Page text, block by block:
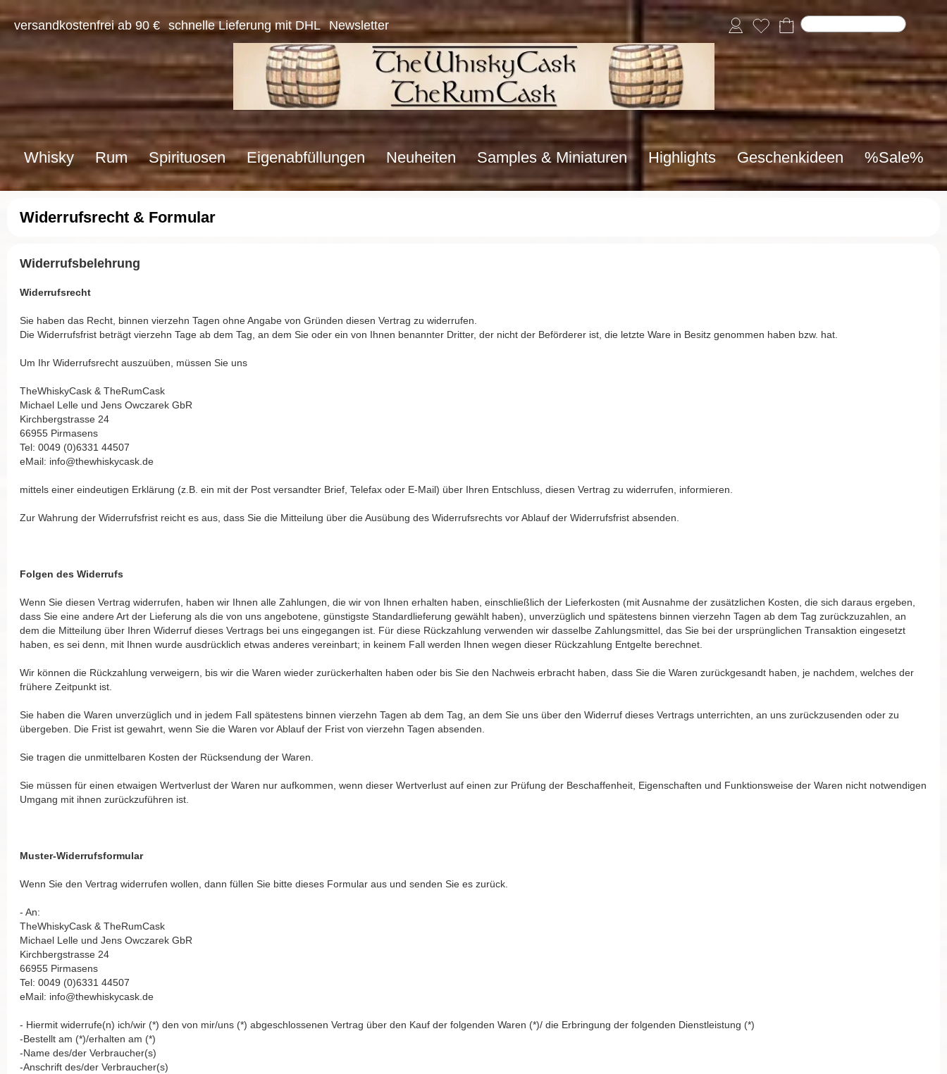
versandkostenfrei ab 90 € schnelle Lieferung mit DHL Newsletter
Whisky Rum Spirituosen Eigenabfüllungen Neuheiten Samples & Miniaturen Highlights Geschenkideen %Sale%
Widerrufsrecht & Formular
Widerrufsbelehrung
Widerrufsrecht
Sie haben das Recht, binnen vierzehn Tagen ohne Angabe von Gründen diesen Vertrag zu widerrufen.
Die Widerrufsfrist beträgt vierzehn Tage ab dem Tag, an dem Sie oder ein von Ihnen benannter Dritter, der nicht der Beförderer ist, die letzte Ware in Besitz genommen haben bzw. hat.
Um Ihr Widerrufsrecht auszuüben, müssen Sie uns
TheWhiskyCask & TheRumCask
Michael Lelle und Jens Owczarek GbR
Kirchbergstrasse 24
66955 Pirmasens
Tel: 0049 (0)6331 44507
eMail: info@thewhiskycask.de
mittels einer eindeutigen Erklärung (z.B. ein mit der Post versandter Brief, Telefax oder E-Mail) über Ihren Entschluss, diesen Vertrag zu widerrufen, informieren.
Zur Wahrung der Widerrufsfrist reicht es aus, dass Sie die Mitteilung über die Ausübung des Widerrufsrechts vor Ablauf der Widerrufsfrist absenden.
Folgen des Widerrufs
Wenn Sie diesen Vertrag widerrufen, haben wir Ihnen alle Zahlungen, die wir von Ihnen erhalten haben, einschließlich der Lieferkosten (mit Ausnahme der zusätzlichen Kosten, die sich daraus ergeben,
dass Sie eine andere Art der Lieferung als die von uns angebotene, günstigste Standardlieferung gewählt haben), unverzüglich und spätestens binnen vierzehn Tagen ab dem Tag zurückzuzahlen, an
dem die Mitteilung über Ihren Widerruf dieses Vertrags bei uns eingegangen ist. Für diese Rückzahlung verwenden wir dasselbe Zahlungsmittel, das Sie bei der ursprünglichen Transaktion eingesetzt
haben, es sei denn, mit Ihnen wurde ausdrücklich etwas anderes vereinbart; in keinem Fall werden Ihnen wegen dieser Rückzahlung Entgelte berechnet.
Wir können die Rückzahlung verweigern, bis wir die Waren wieder zurückerhalten haben oder bis Sie den Nachweis erbracht haben, dass Sie die Waren zurückgesandt haben, je nachdem, welches der
frühere Zeitpunkt ist.
Sie haben die Waren unverzüglich und in jedem Fall spätestens binnen vierzehn Tagen ab dem Tag, an dem Sie uns über den Widerruf dieses Vertrags unterrichten, an uns zurückzusenden oder zu
übergeben. Die Frist ist gewahrt, wenn Sie die Waren vor Ablauf der Frist von vierzehn Tagen absenden.
Sie tragen die unmittelbaren Kosten der Rücksendung der Waren.
Sie müssen für einen etwaigen Wertverlust der Waren nur aufkommen, wenn dieser Wertverlust auf einen zur Prüfung der Beschaffenheit, Eigenschaften und Funktionsweise der Waren nicht notwendigen
Umgang mit ihnen zurückzuführen ist.
Muster-Widerrufsformular
Wenn Sie den Vertrag widerrufen wollen, dann füllen Sie bitte dieses Formular aus und senden Sie es zurück.
- An:
TheWhiskyCask & TheRumCask
Michael Lelle und Jens Owczarek GbR
Kirchbergstrasse 24
66955 Pirmasens
Tel: 0049 (0)6331 44507
eMail: info@thewhiskycask.de
- Hiermit widerrufe(n) ich/wir (*) den von mir/uns (*) abgeschlossenen Vertrag über den Kauf der folgenden Waren (*)/ die Erbringung der folgenden Dienstleistung (*)
-Bestellt am (*)/erhalten am (*)
-Name des/der Verbraucher(s)
-Anschrift des/der Verbraucher(s)